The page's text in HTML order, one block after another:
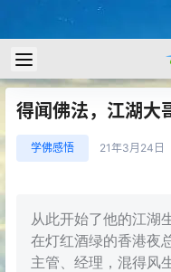
得闻佛法，江湖大
学佛感悟 21年3月24日
从此开始了他的江湖
在灯红酒绿的香港夜
主管、经理，混得风